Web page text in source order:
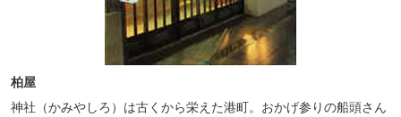
柏屋
神社（かみやしろ）は古くから栄えた港町。おかげ参りの船頭さん